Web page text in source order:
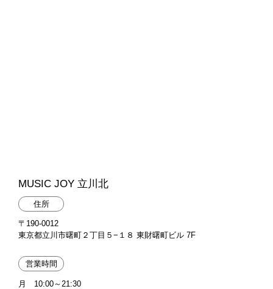
MUSIC JOY 立川北
住所
〒190-0012
東京都立川市曙町２丁目５−１８ 東財曙町ビル 7F
営業時間
月 10:00～21:30